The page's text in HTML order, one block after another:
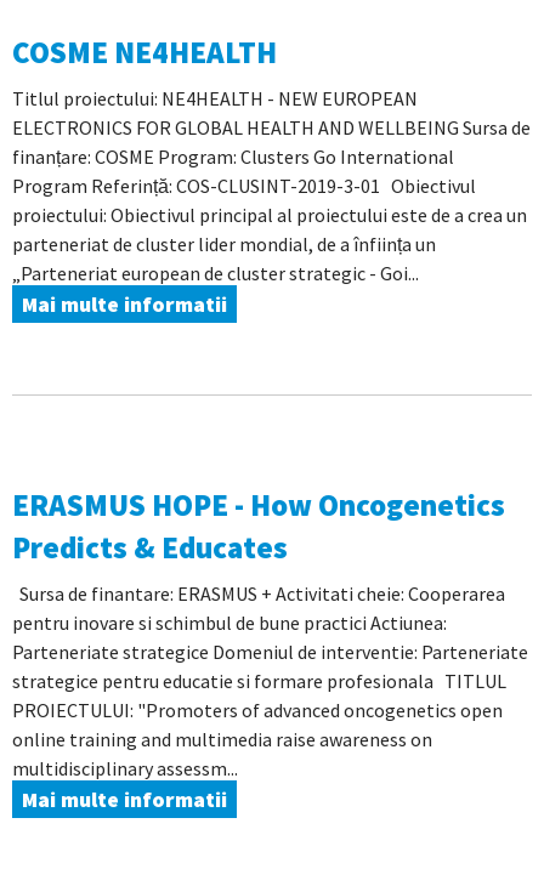
COSME NE4HEALTH
Titlul proiectului: NE4HEALTH - NEW EUROPEAN
ELECTRONICS FOR GLOBAL HEALTH AND WELLBEING Sursa de
finanțare: COSME Program: Clusters Go International
Program Referință: COS-CLUSINT-2019-3-01 Obiectivul
proiectului: Obiectivul principal al proiectului este de a crea un
parteneriat de cluster lider mondial, de a înființa un
„Parteneriat european de cluster strategic - Goi...
Mai multe informatii
ERASMUS HOPE - How Oncogenetics
Predicts & Educates
Sursa de finantare: ERASMUS + Activitati cheie: Cooperarea
pentru inovare si schimbul de bune practici Actiunea:
Parteneriate strategice Domeniul de interventie: Parteneriate
strategice pentru educatie si formare profesionala TITLUL
PROIECTULUI: "Promoters of advanced oncogenetics open
online training and multimedia raise awareness on
multidisciplinary assessm...
Mai multe informatii